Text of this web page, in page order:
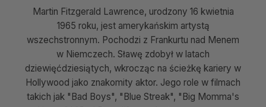
Martin Fitzgerald Lawrence, urodzony 16 kwietnia
1965 roku, jest amerykańskim artystą
wszechstronnym. Pochodzi z Frankurtu nad Menem
w Niemczech. Sławę zdobył w latach
dziewięćdziesiątych, wkrocząc na ścieżkę kariery w
Hollywood jako znakomity aktor. Jego role w filmach
takich jak "Bad Boys", "Blue Streak", "Big Momma's